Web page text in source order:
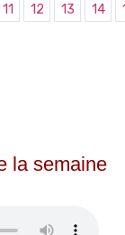
11 12 13 14
la semaine